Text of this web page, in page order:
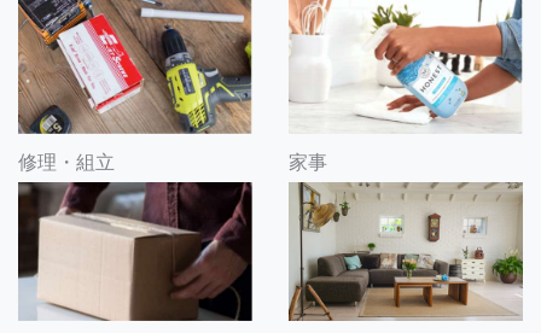
修理・組立 家事